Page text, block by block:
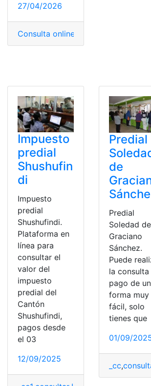
27/04/2026
Consulta online
Impuesto
predial
Shushufin
di
Impuesto
predial
Shushufindi.
Plataforma en
línea para
consultar el
valor del
impuesto
predial del
Cantón
Shushufindi,
pagos desde
el 03
12/09/2025
Predial
de
Predial
Soledad de
Graciano
Sánchez.
Puede
la consulta
pago de
forma muy
fácil, solo
tienes que
01/09/
_cc,